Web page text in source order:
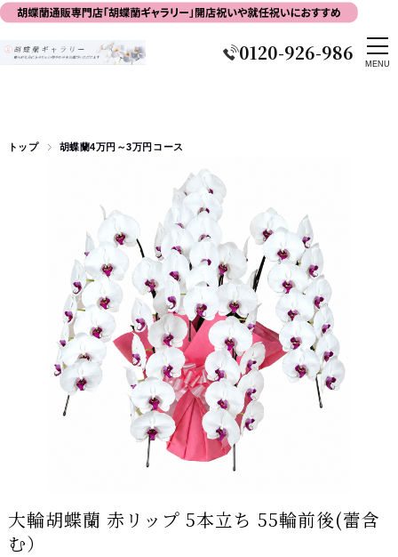
0120-926-986
トップ 胡蝶蘭4万円～3万円コース
大輪胡蝶蘭 赤リップ 5本立ち 55輪前後(蕾含
む）